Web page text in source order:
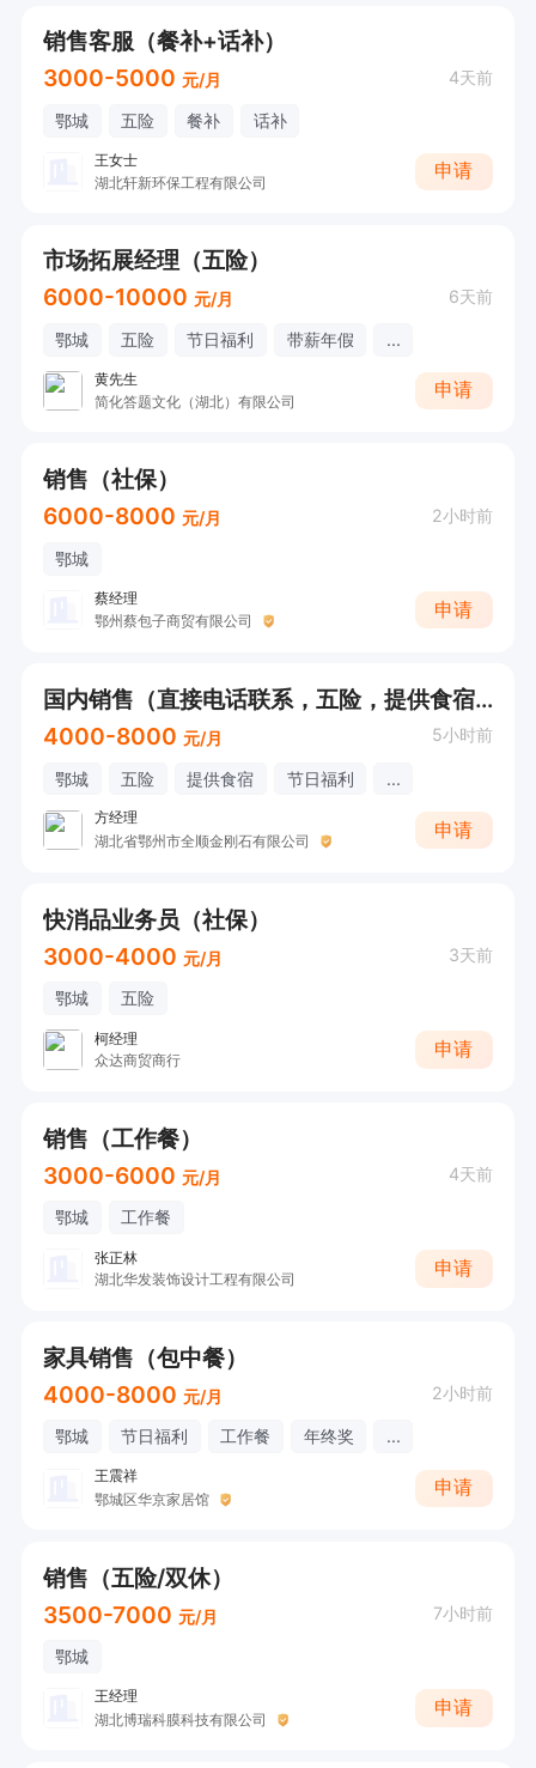
销售客服（餐补+话补）
3000-5000 元/月 4天前
鄂城 五险 餐补 话补
王女士
湖北轩新环保工程有限公司
申请
市场拓展经理（五险）
6000-10000 元/月 6天前
鄂城 五险 节日福利 带薪年假 ...
黄先生
简化答题文化（湖北）有限公司
申请
销售（社保）
6000-8000 元/月 2小时前
鄂城
蔡经理
鄂州蔡包子商贸有限公司
申请
国内销售（直接电话联系，五险，提供食宿，节日福利，免费培训）
4000-8000 元/月 5小时前
鄂城 五险 提供食宿 节日福利 ...
方经理
湖北省鄂州市全顺金刚石有限公司
申请
快消品业务员（社保）
3000-4000 元/月 3天前
鄂城 五险
柯经理
众达商贸商行
申请
销售（工作餐）
3000-6000 元/月 4天前
鄂城 工作餐
张正林
湖北华发装饰设计工程有限公司
申请
家具销售（包中餐）
4000-8000 元/月 2小时前
鄂城 节日福利 工作餐 年终奖 ...
王震祥
鄂城区华京家居馆
申请
销售（五险/双休）
3500-7000 元/月 7小时前
鄂城
王经理
湖北博瑞科膜科技有限公司
申请